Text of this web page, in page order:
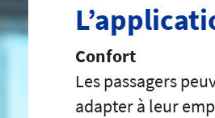
Confort
Les passagers
adapter à leur